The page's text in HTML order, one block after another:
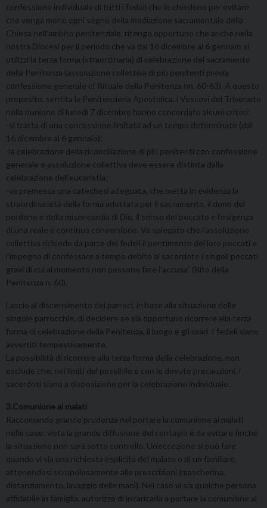
confessione individuale di tutti i fedeli che lo chiedono per evitare
che venga meno ogni segno della mediazione sacramentale della
Chiesa nell’ambito penitenziale, ritengo opportuno che anche nella
nostra Diocesi per il periodo che va dal 16 dicembre al 6 gennaio si
utilizzi la terza forma (straordinaria) di celebrazione del sacramento
della Penitenza (assoluzione collettiva di più penitenti previa
confessione generale cf Rituale della Penitenza nn. 60-63). A questo
proposito, sentita la Penitenzieria Apostolica, i Vescovi del Triveneto
nella riunione di lunedì 7 dicembre hanno concordato alcuni criteri:
-si tratta di una concessione limitata ad un tempo determinato (dal
16 dicembre al 6 gennaio);
-la celebrazione della riconciliazione di più penitenti con confessione
generale e assoluzione collettiva deve essere distinta dalla
celebrazione dell’eucaristia;
-va premessa una catechesi adeguata, che metta in evidenza la
straordinarietà della forma adottata per il sacramento, il dono del
perdono e della misericordia di Dio, il senso del peccato e l’esigenza
di una reale e continua conversione. Va spiegato che l’assoluzione
collettiva richiede da parte dei fedeli il pentimento dei loro peccati e
l’impegno di confessare a tempo debito al sacerdote i singoli peccati
gravi di cui al momento non possono fare l’accusa” (Rito della
Penitenza n. 60).
Lascio al discernimento dei parroci, in base alla situazione delle
singole parrocchie, di decidere se sia opportuno ricorrere alla terza
forma di celebrazione della Penitenza, il luogo e gli orari. I fedeli siano
avvertiti tempestivamente.
La possibilità di ricorrere alla terza forma della celebrazione, non
esclude che, nei limiti del possibile e con le dovute precauzioni, i
sacerdoti siano a disposizione per la celebrazione individuale.
3.Comunione ai malati
Raccomando grande prudenza nel portare la comunione ai malati
nelle case: vista la grande diffusione del contagio è da evitare finché
la situazione non sarà sotto controllo. Un’eccezione si può fare
quando vi sia una richiesta esplicita del malato o di un familiare,
attenendosi scrupolosamente alle prescrizioni (mascherina,
distanziamento, lavaggio delle mani). Nel caso vi sia qualche persona
affidabile in famiglia, autorizzo di incaricarla a portare la comunione al